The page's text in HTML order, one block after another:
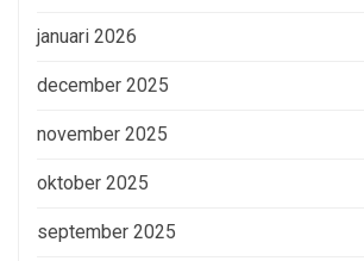
januari 2026
december 2025
november 2025
oktober 2025
september 2025